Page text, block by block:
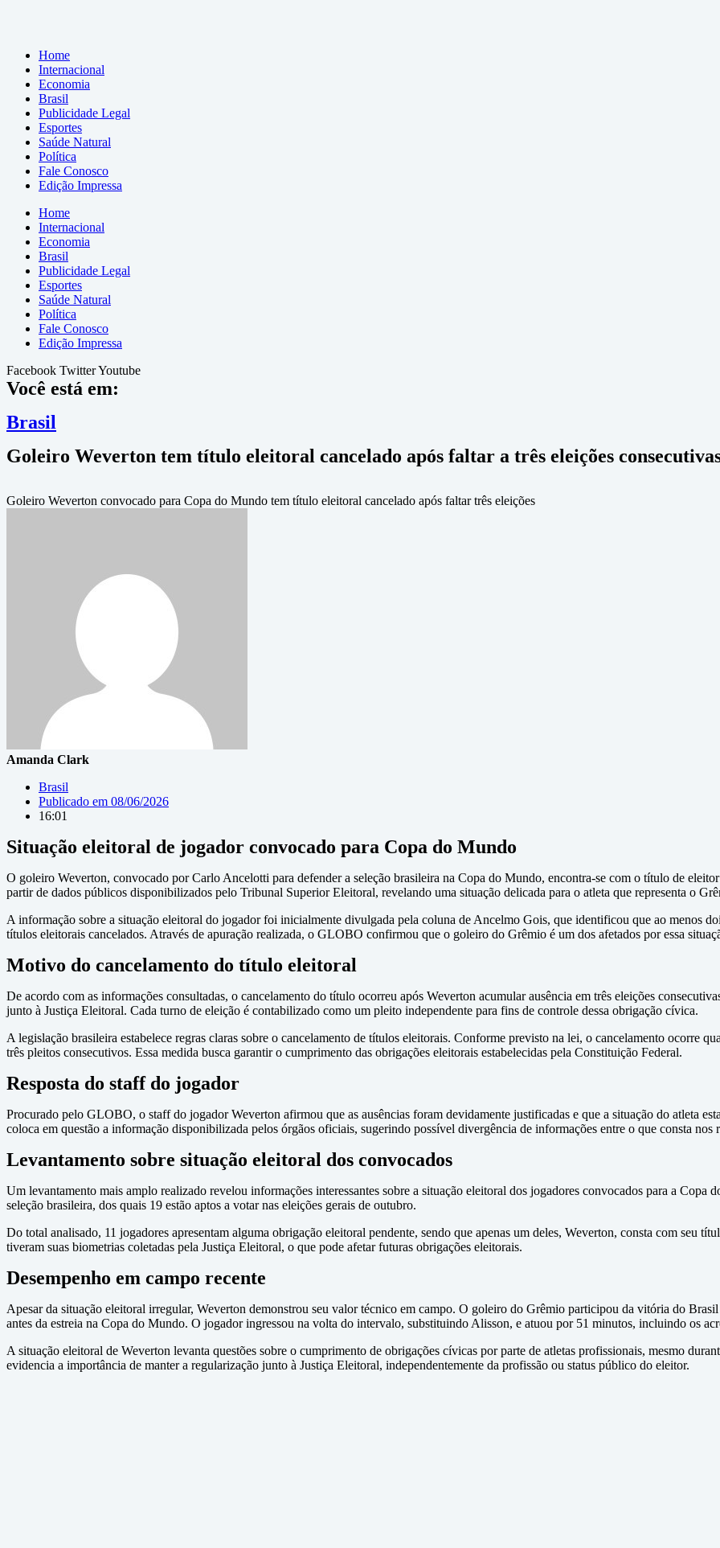
Home
Internacional
Economia
Brasil
Publicidade Legal
Esportes
Saúde Natural
Política
Fale Conosco
Edição Impressa
Home
Internacional
Economia
Brasil
Publicidade Legal
Esportes
Saúde Natural
Política
Fale Conosco
Edição Impressa
Facebook TwitterYoutube
Você está em:
Brasil
Goleiro Weverton tem título eleitoral cancelado após faltar a três eleições
Goleiro Weverton convocado para Copa do Mundo tem título eleitoral cancelado após faltar três eleições
Amanda Clark
Brasil
Publicado em 08/06/2026
16:01
Situação eleitoral de jogador convocado para Copa do Mundo
O goleiro Weverton, convocado por Carlo Ancelotti para defender a seleção brasileira na Copa do Mundo, encontra-se com o título de
partir de dados públicos disponibilizados pelo Tribunal Superior Eleitoral, revelando uma situação delicada para o atleta que representa o
A informação sobre a situação eleitoral do jogador foi inicialmente divulgada pela coluna de Ancelmo Gois, que identificou que ao menos
títulos eleitorais cancelados. Através de apuração realizada, o GLOBO confirmou que o goleiro do Grêmio é um dos afetados por essa
Motivo do cancelamento do título eleitoral
De acordo com as informações consultadas, o cancelamento do título ocorreu após Weverton acumular ausência em três eleições
junto à Justiça Eleitoral. Cada turno de eleição é contabilizado como um pleito independente para fins de controle dessa obrigação cívica.
A legislação brasileira estabelece regras claras sobre o cancelamento de títulos eleitorais. Conforme previsto na lei, o cancelamento ocorre
três pleitos consecutivos. Essa medida busca garantir o cumprimento das obrigações eleitorais estabelecidas pela Constituição Federal.
Resposta do staff do jogador
Procurado pelo GLOBO, o staff do jogador Weverton afirmou que as ausências foram devidamente justificadas e que a situação do atleta
coloca em questão a informação disponibilizada pelos órgãos oficiais, sugerindo possível divergência de informações entre o que consta nos
Levantamento sobre situação eleitoral dos convocados
Um levantamento mais amplo realizado revelou informações interessantes sobre a situação eleitoral dos jogadores convocados para a Copa
seleção brasileira, dos quais 19 estão aptos a votar nas eleições gerais de outubro.
Do total analisado, 11 jogadores apresentam alguma obrigação eleitoral pendente, sendo que apenas um deles, Weverton, consta com seu
tiveram suas biometrias coletadas pela Justiça Eleitoral, o que pode afetar futuras obrigações eleitorais.
Desempenho em campo recente
Apesar da situação eleitoral irregular, Weverton demonstrou seu valor técnico em campo. O goleiro do Grêmio participou da vitória do
antes da estreia na Copa do Mundo. O jogador ingressou na volta do intervalo, substituindo Alisson, e atuou por 51 minutos, incluindo os
A situação eleitoral de Weverton levanta questões sobre o cumprimento de obrigações cívicas por parte de atletas profissionais, mesmo
evidencia a importância de manter a regularização junto à Justiça Eleitoral, independentemente da profissão ou status público do eleitor.